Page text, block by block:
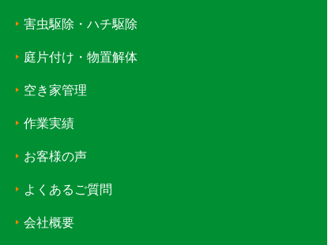
害虫駆除・ハチ駆除
庭片付け・物置解体
空き家管理
作業実績
お客様の声
よくあるご質問
会社概要